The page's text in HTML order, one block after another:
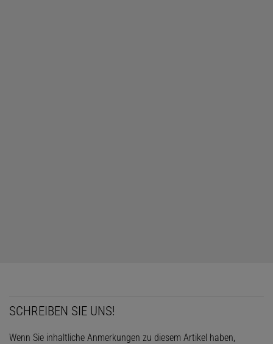
SCHREIBEN SIE UNS!
Wenn Sie inhaltliche Anmerkungen zu diesem Artikel haben,